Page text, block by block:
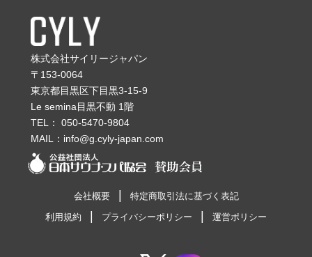
株式会社サイリージャパン
〒153-0064
東京都目黒区下目黒3-15-9
Le semina目黒不動 1階
TEL： 050-5470-9804
MAIL： info@g.cyly-japan.com
会社概要
特定商取引法に基づく表記
利用規約
プライバシーポリシー 運営ポリシー